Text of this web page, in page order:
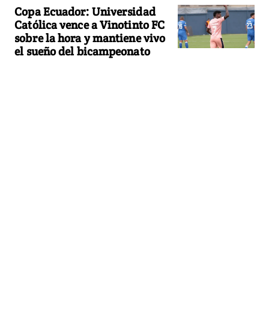
Copa Ecuador: Universidad
Católica vence a Vinotinto FC
sobre la hora y mantiene vivo
el sueño del bicampeonato